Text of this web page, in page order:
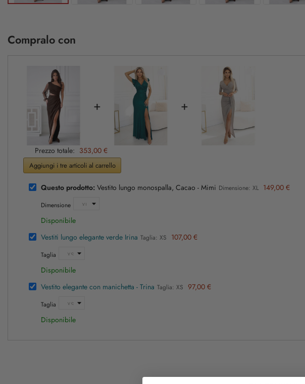
Compralo con
+ +
Prezzo totale: 353,00 €
Aggiungi i tre articoli al carrello
Questo prodotto: Vestito lungo monospalla, Cacao - Mimi Dimensione: XL 149,00 €
Dimensione
Disponibile
Vestiti lungo elegante verde Irina Taglia: XS 107,00 €
Taglia
Disponibile
Vestito elegante con manichetta - Trina Taglia: XS 97,00 €
Taglia
Disponibile